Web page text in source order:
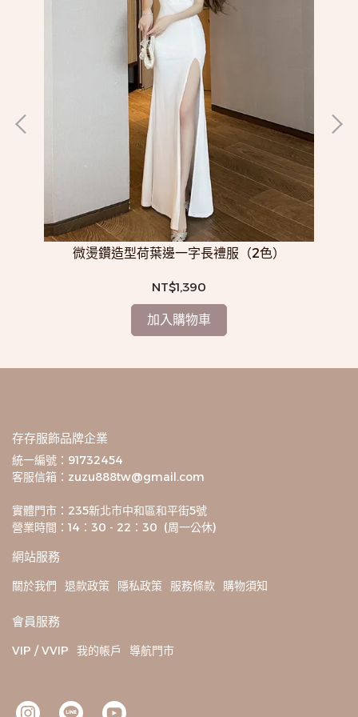
微燙鑽造型荷葉邊一字長禮服（2色）
NT$1,390
加入購物車
存存服飾品牌企業
統一編號：91732454
客服信箱：zuzu888tw@gmail.com
實體門市：235新北市中和區和平街5號
營業時間：14：30 - 22：30  (周一公休)
網站服務
關於我們 退款政策 隱私政策 服務條款 購物須知
會員服務
VIP / VVIP 我的帳戶 導航門市